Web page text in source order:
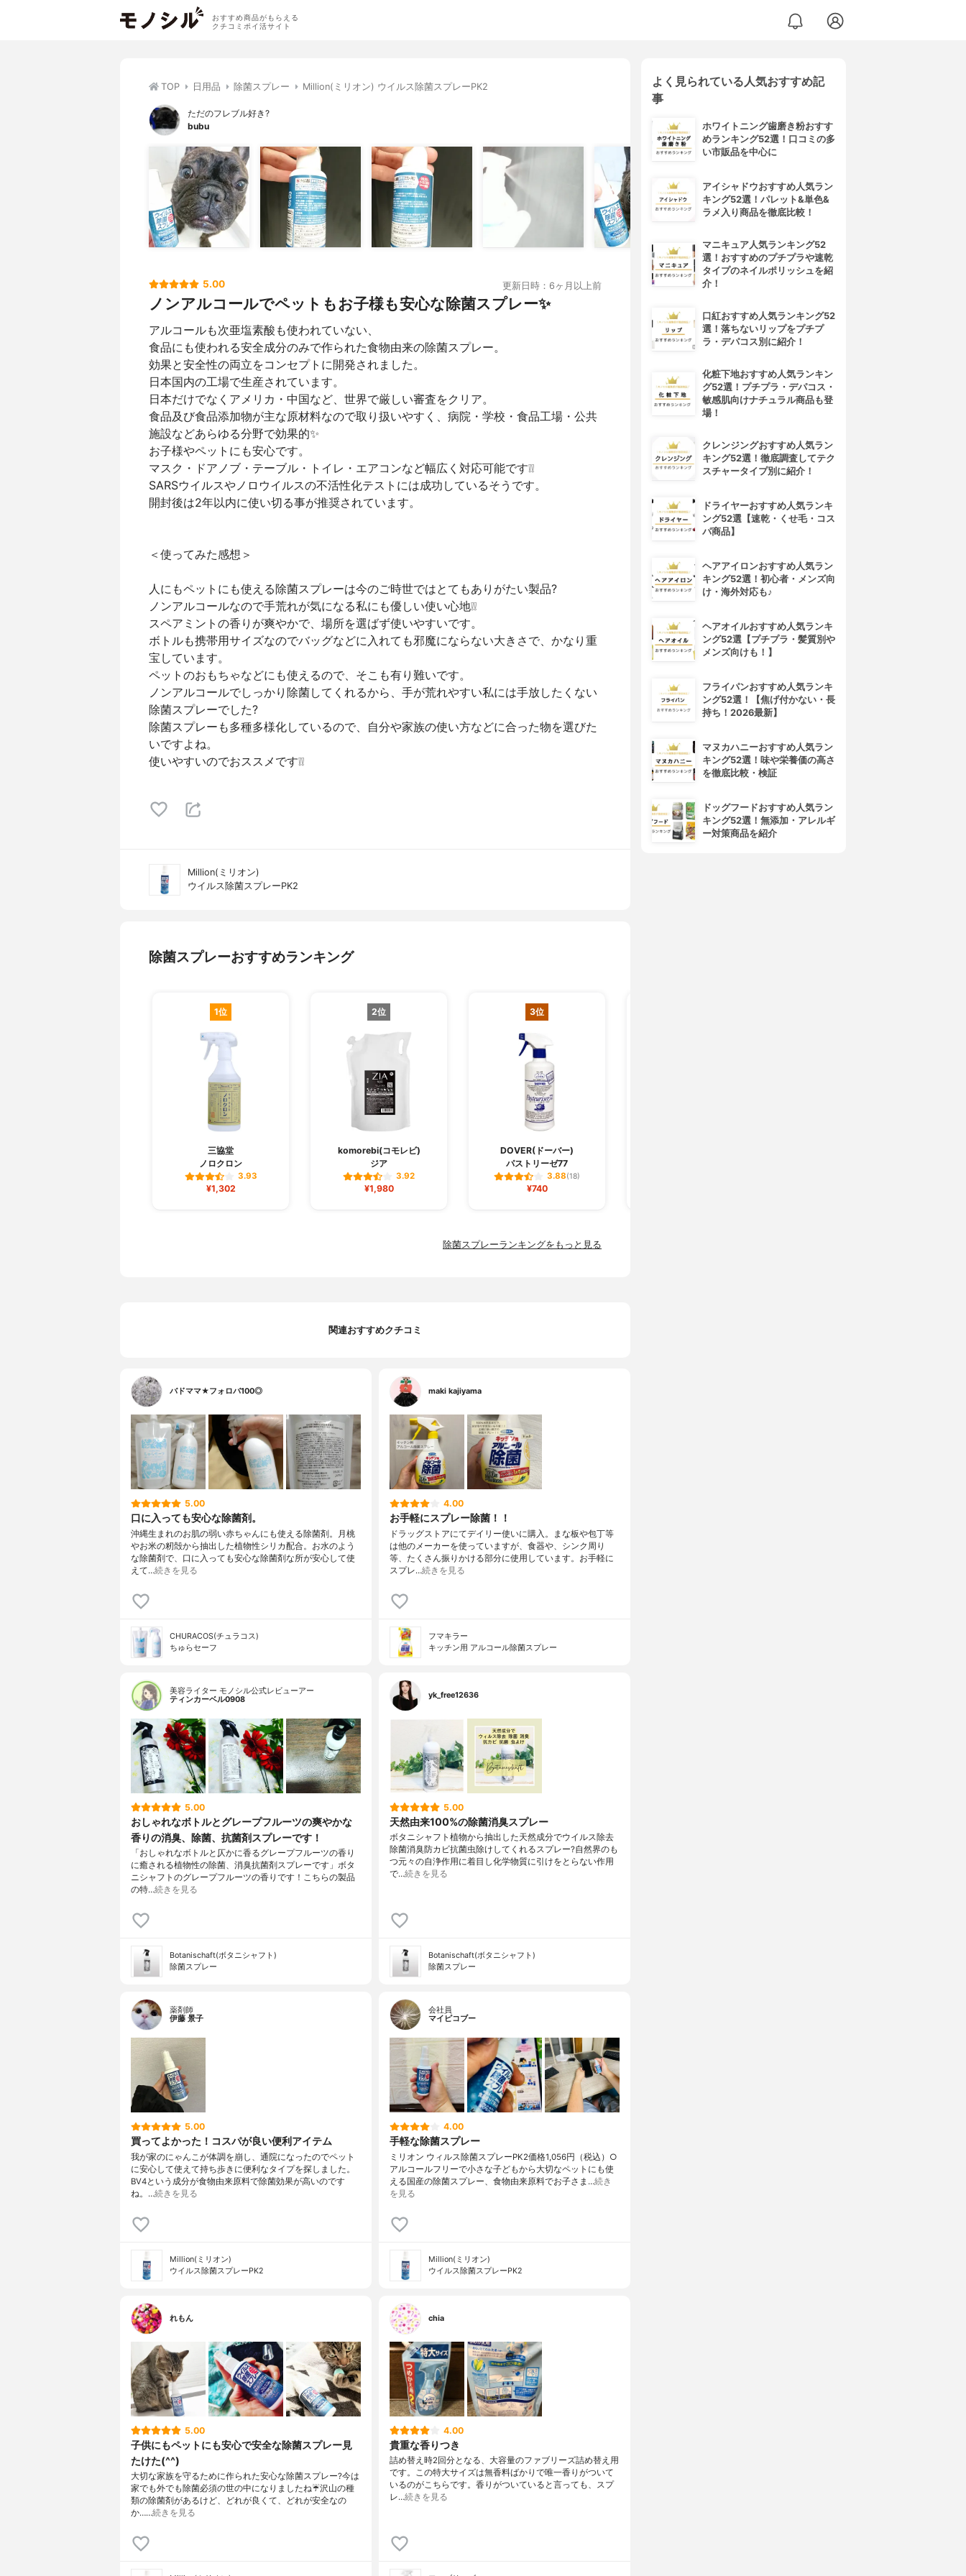
おすすめ商品がもらえる
クチコミポイ活サイト
TOP 日用品 除菌スプレー Million(ミリオン) ウイルス除菌スプレーPK2
ただのフレブル好き?
bubu
5.00 更新日時：6ヶ月以上前
ノンアルコールでペットもお子様も安心な除菌スプレー✨
アルコールも次亜塩素酸も使われていない、
食品にも使われる安全成分のみで作られた食物由来の除菌スプレー。
効果と安全性の両立をコンセプトに開発されました。
日本国内の工場で生産されています。
日本だけでなくアメリカ・中国など、世界で厳しい審査をクリア。
食品及び食品添加物が主な原材料なので取り扱いやすく、病院・学校・食品工場・公共
施設などあらゆる分野で効果的✨
お子様やペットにも安心です。
マスク・ドアノブ・テーブル・トイレ・エアコンなど幅広く対応可能です❕❕
SARSウイルスやノロウイルスの不活性化テストには成功しているそうです。
開封後は2年以内に使い切る事が推奨されています。
＜使ってみた感想＞
人にもペットにも使える除菌スプレーは今のご時世ではとてもありがたい製品?
ノンアルコールなので手荒れが気になる私にも優しい使い心地❕❕
スペアミントの香りが爽やかで、場所を選ばず使いやすいです。
ボトルも携帯用サイズなのでバッグなどに入れても邪魔にならない大きさで、かなり重
宝しています。
ペットのおもちゃなどにも使えるので、そこも有り難いです。
ノンアルコールでしっかり除菌してくれるから、手が荒れやすい私には手放したくない
除菌スプレーでした?
除菌スプレーも多種多様化しているので、自分や家族の使い方などに合った物を選びた
いですよね。
使いやすいのでおススメです❕❕
Million(ミリオン)
ウイルス除菌スプレーPK2
除菌スプレーおすすめランキング
1位
三協堂
ノロクロン
3.93
¥1,302
2位
komorebi(コモレビ)
ジア
3.92
¥1,980
3位
DOVER(ドーバー)
パストリーゼ77
3.88(18)
¥740
除菌スプレーランキングをもっと見る
関連おすすめクチコミ
バドママ★フォロバ100◎
5.00
口に入っても安心な除菌剤。
沖縄生まれのお肌の弱い赤ちゃんにも使える除菌剤。月桃
やお米の籾殻から抽出した植物性シリカ配合。お水のよう
な除菌剤で、口に入っても安心な除菌剤な所が安心して使
えて…続きを見る
CHURACOS(チュラコス)
ちゅらセーフ
maki kajiyama
4.00
お手軽にスプレー除菌！！
ドラッグストアにてデイリー使いに購入。まな板や包丁等
は他のメーカーを使っていますが、食器や、シンク周り
等、たくさん振りかける部分に使用しています。お手軽に
スプレ…続きを見る
フマキラー
キッチン用 アルコール除菌スプレー
美容ライター モノシル公式レビューアー
ティンカーベル0908
5.00
おしゃれなボトルとグレープフルーツの爽やかな
香りの消臭、除菌、抗菌剤スプレーです！
「おしゃれなボトルと仄かに香るグレープフルーツの香り
に癒される植物性の除菌、消臭抗菌剤スプレーです」ボタ
ニシャフトのグレープフルーツの香りです！こちらの製品
の特…続きを見る
Botanischaft(ボタニシャフト)
除菌スプレー
yk_free12636
5.00
天然由来100%の除菌消臭スプレー
ボタニシャフト植物から抽出した天然成分でウイルス除去
除菌消臭防カビ抗菌虫除けしてくれるスプレー?自然界のも
つ元々の自浄作用に着目し化学物質に引けをとらない作用
で…続きを見る
Botanischaft(ボタニシャフト)
除菌スプレー
薬剤師
伊藤 景子
5.00
買ってよかった！コスパが良い便利アイテム
我が家のにゃんこが体調を崩し、通院になったのでペット
に安心して使えて持ち歩きに便利なタイプを探しました。
BV4という成分が食物由来原料で除菌効果が高いのです
ね。…続きを見る
Million(ミリオン)
ウイルス除菌スプレーPK2
会社員
マイピコブー
4.00
手軽な除菌スプレー
ミリオン ウィルス除菌スプレーPK2価格1,056円（税込）○
アルコールフリーで小さな子どもから大切なペットにも使
える国産の除菌スプレー、食物由来原料でお子さま…続き
を見る
Million(ミリオン)
ウイルス除菌スプレーPK2
れもん
5.00
子供にもペットにも安心で安全な除菌スプレー見
たけた(^^)
大切な家族を守るために作られた安心な除菌スプレー?今は
家でも外でも除菌必須の世の中になりましたね☔沢山の種
類の除菌剤があるけど、どれが良くて、どれが安全なの
か……続きを見る
chia
4.00
貴重な香りつき
詰め替え時2回分となる、大容量のファブリーズ詰め替え用
です。この特大サイズは無香料ばかりで唯一香りがついて
いるのがこちらです。香りがついていると言っても、スプ
レ…続きを見る
よく見られている人気おすすめ記
事
ホワイトニング歯磨き粉おすす
めランキング52選！口コミの多
い市販品を中心に
アイシャドウおすすめ人気ラン
キング52選！パレット&単色&
ラメ入り商品を徹底比較！
マニキュア人気ランキング52
選！おすすめのプチプラや速乾
タイプのネイルポリッシュを紹
介！
口紅おすすめ人気ランキング52
選！落ちないリップをプチプ
ラ・デパコス別に紹介！
化粧下地おすすめ人気ランキン
グ52選！プチプラ・デパコス・
敏感肌向けナチュラル商品も登
場！
クレンジングおすすめ人気ラン
キング52選！徹底調査してテク
スチャータイプ別に紹介！
ドライヤーおすすめ人気ランキ
ング52選【速乾・くせ毛・コス
パ商品】
ヘアアイロンおすすめ人気ラン
キング52選！初心者・メンズ向
け・海外対応も♪
ヘアオイルおすすめ人気ランキ
ング52選【プチプラ・髪質別や
メンズ向けも！】
フライパンおすすめ人気ランキ
ング52選！【焦げ付かない・長
持ち！2026最新】
マヌカハニーおすすめ人気ラン
キング52選！味や栄養価の高さ
を徹底比較・検証
ドッグフードおすすめ人気ラン
キング52選！無添加・アレルギ
ー対策商品を紹介